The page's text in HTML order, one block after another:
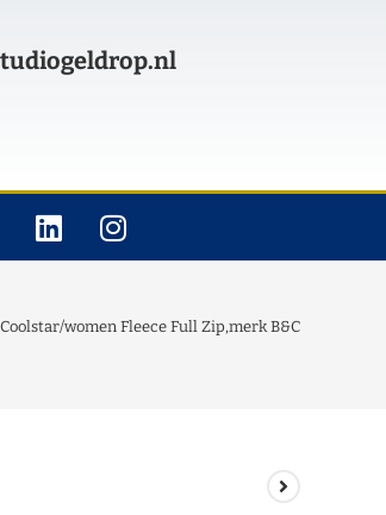
Coolstar/women Fleece Full Zip,merk B&C